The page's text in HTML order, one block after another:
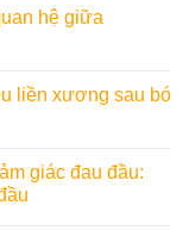
hệ giữa
liền xương sau bó
giác đau đầu: